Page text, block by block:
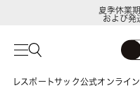
夏季休業
および発
レスポートサック公式オンライ